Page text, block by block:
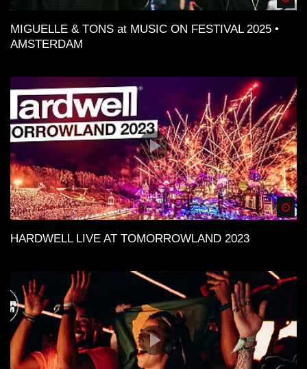
MIGUELLE & TONS at MUSIC ON FESTIVAL 2025 •
AMSTERDAM
HARDWELL LIVE AT TOMORROWLAND 2023